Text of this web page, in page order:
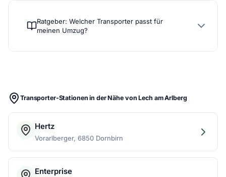
Ratgeber: Welcher Transporter passt für
meinen Umzug?
Transporter-Stationen in der Nähe von Lech am Arlberg
Hertz
Vorarlberger, 6850 Dornbirn
Enterprise